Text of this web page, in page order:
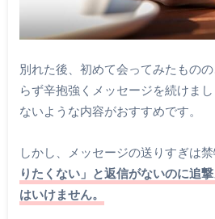
別れた後、初めて会ってみたもの
らず辛抱強くメッセージを続けま
ないような内容がおすすめです。
しかし、メッセージの送りすぎは禁
りたくない」と返信がないのに追
はいけません。